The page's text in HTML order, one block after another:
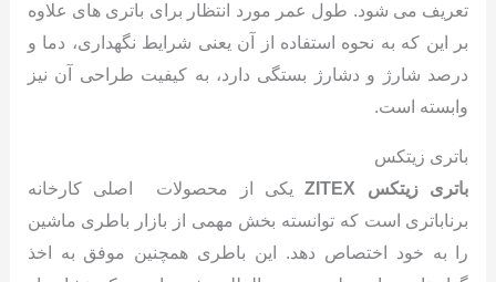
تعریف می شود. طول عمر مورد انتظار برای باتری های علاوه
بر این که به نحوه استفاده از آن یعنی شرایط نگهداری، دما و
درصد شارژ و دشارژ بستگی دارد، به کیفیت طراحی آن نیز
وابسته است.
باتری زیتکس
باتری زیتکس ZITEX
یکی از محصولات اصلی کارخانه
برناباتری است که توانسته بخش مهمی از بازار باطری ماشین
را به خود اختصاص دهد. این باطری همچنین موفق به اخذ